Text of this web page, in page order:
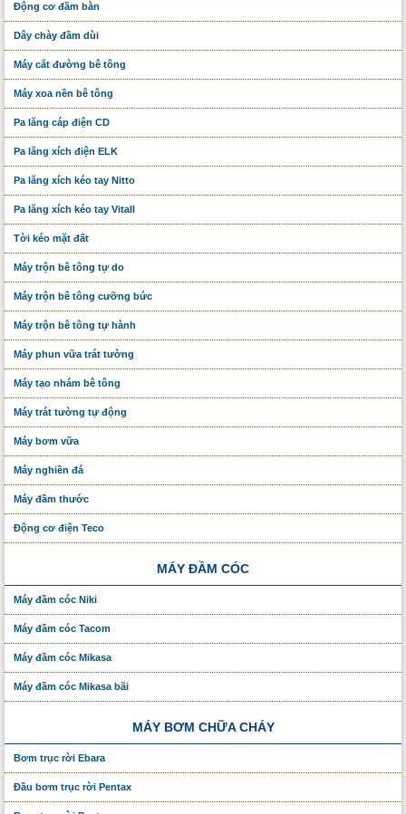
Động cơ đầm bàn
Dây chày đầm dùi
Máy cắt đường bê tông
Máy xoa nền bê tông
Pa lăng cáp điện CD
Pa lăng xích điện ELK
Pa lăng xích kéo tay Nitto
Pa lăng xích kéo tay Vitall
Tời kéo mặt đất
Máy trộn bê tông tự do
Máy trộn bê tông cưỡng bức
Máy trộn bê tông tự hành
Máy phun vữa trát tường
Máy tạo nhám bê tông
Máy trát tường tự động
Máy bơm vữa
Máy nghiền đá
Máy đầm thước
Động cơ điện Teco
MÁY ĐẦM CÓC
Máy đầm cóc Niki
Máy đầm cóc Tacom
Máy đầm cóc Mikasa
Máy đầm cóc Mikasa bãi
MÁY BƠM CHỮA CHÁY
Bơm trục rời Ebara
Đầu bơm trục rời Pentax